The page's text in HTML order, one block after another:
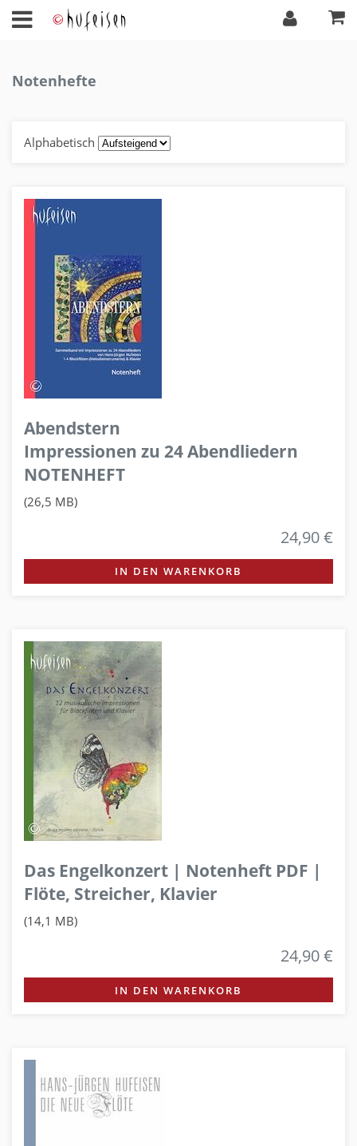
Notenhefte
Alphabetisch
Abendstern
Impressionen zu 24 Abendliedern
NOTENHEFT
(26,5 MB)
24,90 €
IN DEN WARENKORB
Das Engelkonzert | Notenheft PDF |
Flöte, Streicher, Klavier
(14,1 MB)
24,90 €
IN DEN WARENKORB